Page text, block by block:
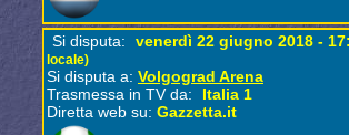
Si disputa: venerdì 22 giugno 2018 -
locale)
Si disputa a: Volgograd Arena
Trasmessa in TV da:
Italia 1
Diretta web su: Gazzetta.it